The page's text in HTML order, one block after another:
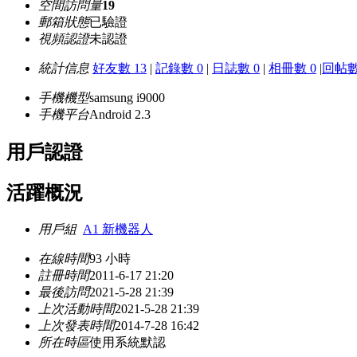
空間訪問量19
郵箱狀態已驗證
視頻認證未認證
統計信息 好友數 13 | 記錄數 0 | 日誌數 0 | 相冊數 0 |回帖
手機機型samsung i9000
手機平台Android 2.3
用戶認證
活躍概況
用戶組 A1 新機器人
在線時間93 小時
註冊時間2011-6-17 21:20
最後訪問2021-5-28 21:39
上次活動時間2021-5-28 21:39
上次發表時間2014-7-28 16:42
所在時區使用系統默認